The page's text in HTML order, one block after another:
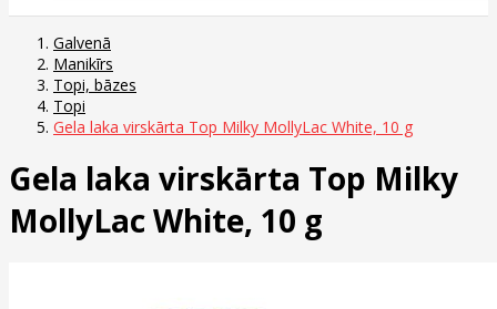
Galvenā
Manikīrs
Topi, bāzes
Topi
Gela laka virskārta Top Milky MollyLac White, 10 g
Gela laka virskārta Top Milky
MollyLac White, 10 g